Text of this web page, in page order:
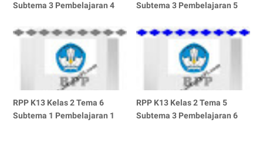
Subtema 3 Pembelajaran 4 Subtema 3 Pembelajaran 5
RPP K13 Kelas 2 Tema 6
Subtema 1 Pembelajaran 1
RPP K13 Kelas 2 Tema 5
Subtema 3 Pembelajaran 6